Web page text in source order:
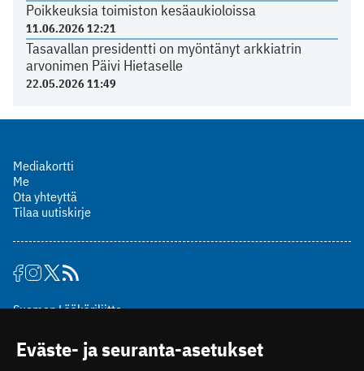
Poikkeuksia toimiston kesäaukioloissa
11.06.2026 12:21
Tasavallan presidentti on myöntänyt arkkiatrin
arvonimen Päivi Hietaselle
22.05.2026 11:49
Mediakortti
Me
Ota yhteyttä
Tilaa uutiskirje
Suomen Lääkäriliitto
00510 Helsinki
puh. (09) 393 091
Eväste- ja seuranta-asetukset